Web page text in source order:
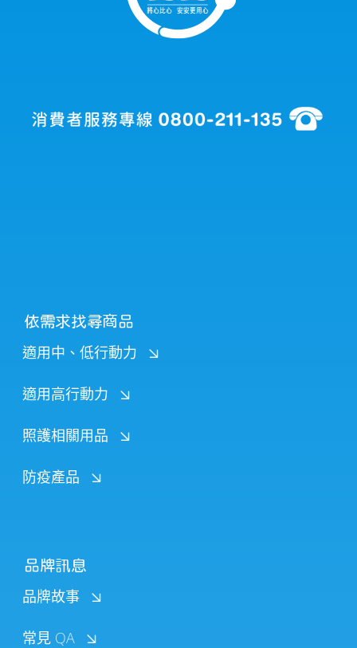
依需求找尋商品
適用中、低行動力
適用高行動力
照護相關用品
防疫產品
品牌訊息
品牌故事
常見 QA